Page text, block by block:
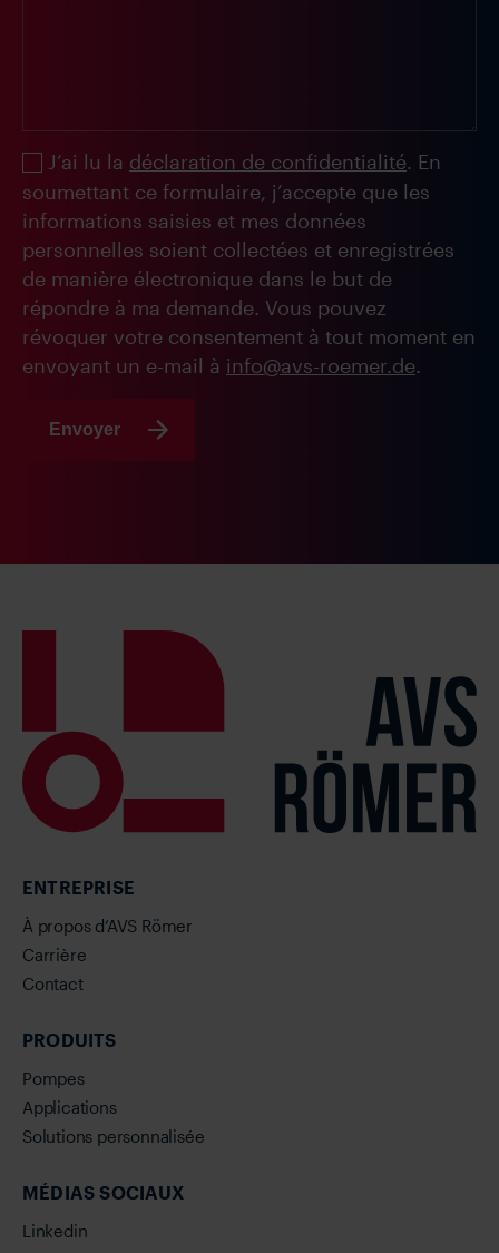
J’ai lu la déclaration de confidentialité. En
soumettant ce formulaire, j’accepte que les
informations saisies et mes données
personnelles soient collectées et enregistrées
de manière électronique dans le but de
répondre à ma demande. Vous pouvez
révoquer votre consentement à tout moment en
envoyant un e-mail à info@avs-roemer.de.
Envoyer
ENTREPRISE
À propos d’AVS Römer
Carrière
Contact
PRODUITS
Pompes
Applications
Solutions personnalisée
MÉDIAS SOCIAUX
Linkedin